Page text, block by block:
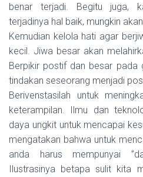
benar terjadi. Begitu juga,
terjadinya hal baik, mungkin
Kemudian kelola hati agar
kecil. Jiwa besar akan
Berpikir postif dan besar pada
tindakan seseorang menjadi
Berivenstasilah untuk
keterampilan. Ilmu dan
daya ungkit untuk mencapai
mengatakan bahwa untuk
anda harus mempunyai
Ilustrasinya betapa sulit kita